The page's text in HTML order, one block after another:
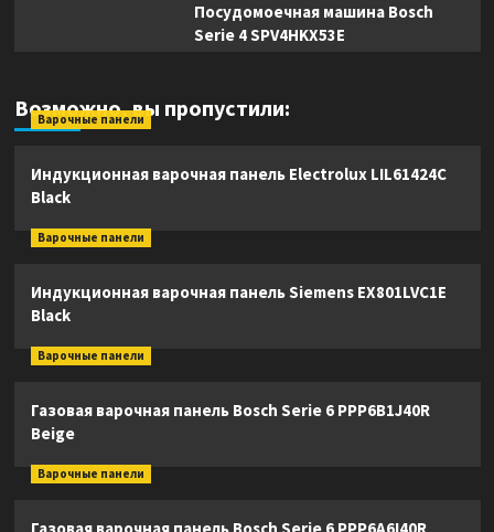
Посудомоечная машина Bosch
Serie 4 SPV4HKX53E
Возможно, вы пропустили:
Варочные панели
Индукционная варочная панель Electrolux LIL61424C
Black
Варочные панели
Индукционная варочная панель Siemens EX801LVC1E
Black
Варочные панели
Газовая варочная панель Bosch Serie 6 PPP6B1J40R
Beige
Варочные панели